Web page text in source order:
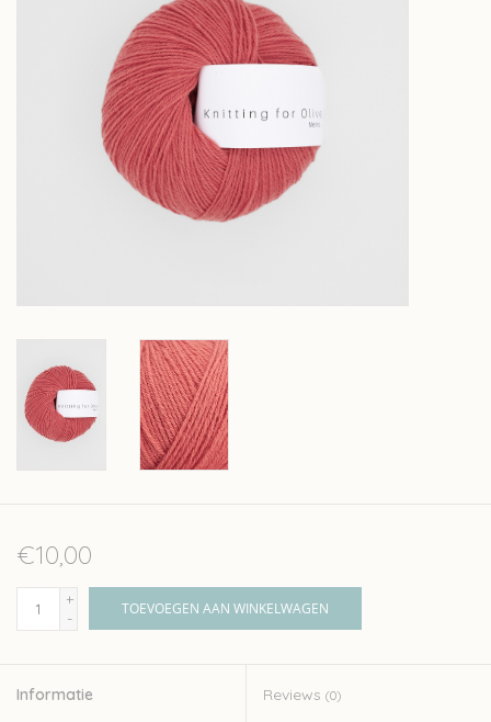
Over wolder
€10,00
+
-
TOEVOEGEN AAN WINKELWAGEN
Informatie Reviews (0)